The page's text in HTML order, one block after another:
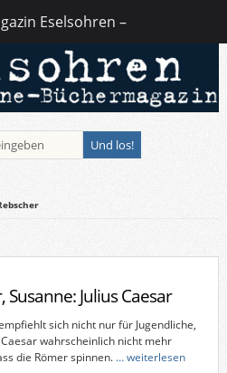
Susanne: Julius Caesar
sich nicht nur für Jugendliche,
wahrscheinlich nicht mehr
die Römer spinnen. … weiterlesen
Eselsohren –